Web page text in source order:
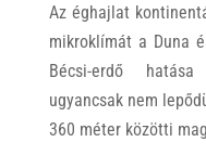
Az éghajlat
mikroklímát a Duna
Bécsi-erdő
ugyancsak nem
360 méter közötti